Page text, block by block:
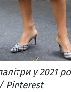
у 2021
Pinterest